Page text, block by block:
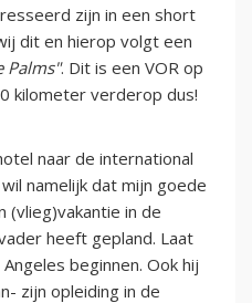
zijn in een short
dit en hierop volgt een
Palms". Dit is een VOR op
kilometer verderop dus!
naar de international
namelijk dat mijn goede
(vlieg)vakantie in de
heeft gepland. Laat
beginnen. Ook hij
zijn opleiding in de